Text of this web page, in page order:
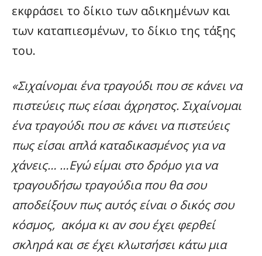
εκφράσει το δίκιο των αδικημένων και
των καταπιεσμένων, το δίκιο της τάξης
του.
«Σιχαίνομαι ένα τραγούδι που σε κάνει να
πιστεύεις πως είσαι άχρηστος. Σιχαίνομαι
ένα τραγούδι που σε κάνει να πιστεύεις
πως είσαι απλά καταδικασμένος για να
χάνεις… …Εγώ είμαι στο δρόμο για να
τραγουδήσω τραγούδια που θα σου
αποδείξουν πως αυτός είναι ο δικός σου
κόσμος, ακόμα κι αν σου έχει φερθεί
σκληρά και σε έχει κλωτσήσει κάτω μια